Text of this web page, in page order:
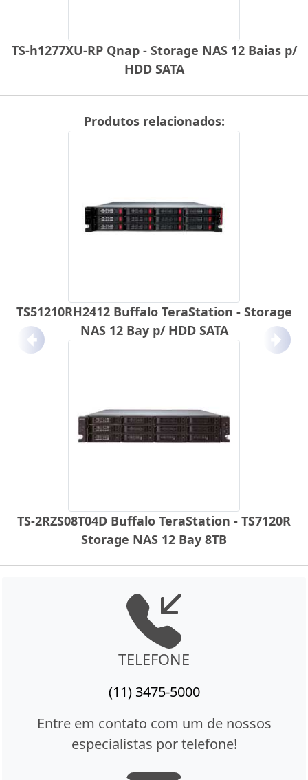
TS-h1277XU-RP Qnap - Storage NAS 12 Baias p/
HDD SATA
Produtos relacionados:
TS51210RH2412 Buffalo TeraStation - Storage
NAS 12 Bay p/ HDD SATA
TS-2RZS08T04D Buffalo TeraStation - TS7120R
Storage NAS 12 Bay 8TB
Anterior
TELEFONE
(11) 3475-5000
Entre em contato com um de nossos
especialistas por telefone!